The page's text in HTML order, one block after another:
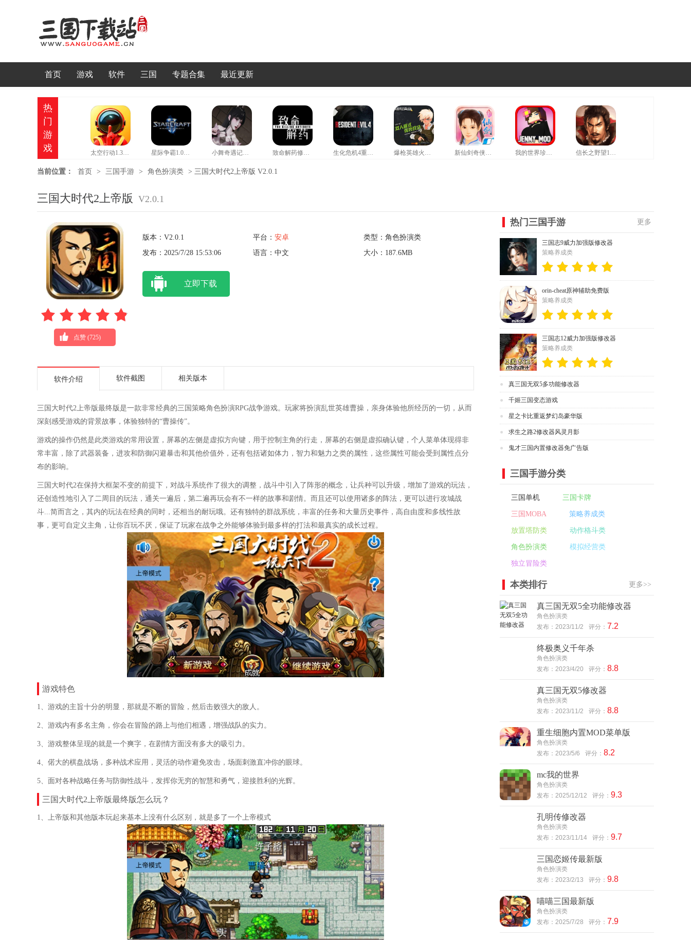
首页 游戏 软件 三国 专题合集 最近更新
热
门
游
戏
太空行动1.37情人节版本 星际争霸1.08b硬盘版 小舞奇遇记救爷爷 致命解药修改器风灵月影 生化危机4重制版修改器 爆枪英雄火神修改器 新仙剑奇侠传修改器豪华版 我的世界珍妮模组拔萝卜无遮挡版 信长之野望12革新威力加强版
当前位置： 首页 > 三国手游 > 角色扮演类 > 三国大时代2上帝版 V2.0.1
三国大时代2上帝版 V2.0.1
点赞 (725)
版本：V2.0.1 平台： 安卓
类型：角色扮演类
发布：2025/7/28 15:53:06
语言：中文 大小：187.6MB
立即下载
软件介绍 软件截图 相关版本
三国大时代2上帝版最终版是一款非常经典的三国策略角色扮演RPG战争游戏。玩家将扮演乱世英雄曹操，亲身体验他所经历的一切，从而
深刻感受游戏的背景故事，体验独特的“曹操传”。
游戏的操作仍然是此类游戏的常用设置，屏幕的左侧是虚拟方向键，用于控制主角的行走，屏幕的右侧是虚拟确认键，个人菜单体现得非
常丰富，除了武器装备，进攻和防御闪避暴击和其他价值外，还有包括诸如体力，智力和魅力之类的属性，这些属性可能会受到属性点分
布的影响。
三国大时代2在保持大框架不变的前提下，对战斗系统作了很大的调整，战斗中引入了阵形的概念，让兵种可以升级，增加了游戏的玩法，
还创造性地引入了二周目的玩法，通关一遍后，第二遍再玩会有不一样的故事和剧情。而且还可以使用诸多的阵法，更可以进行攻城战
斗...简而言之，其内的玩法在经典的同时，还相当的耐玩哦。还有独特的群战系统，丰富的任务和大量历史事件，高自由度和多线性故
事，更可自定义主角，让你百玩不厌，保证了玩家在战争之外能够体验到最多样的打法和最真实的成长过程。
游戏特色
1、游戏的主旨十分的明显，那就是不断的冒险，然后击败强大的敌人。
2、游戏内有多名主角，你会在冒险的路上与他们相遇，增强战队的实力。
3、游戏整体呈现的就是一个爽字，在剧情方面没有多大的吸引力。
4、偌大的棋盘战场，多种战术应用，灵活的动作避免攻击，场面刺激直冲你的眼球。
5、面对各种战略任务与防御性战斗，发挥你无穷的智慧和勇气，迎接胜利的光辉。
三国大时代2上帝版最终版怎么玩？
1、上帝版和其他版本玩起来基本上没有什么区别，就是多了一个上帝模式
热门三国手游 更多
三国志9威力加强版修改器
策略养成类
orin-cheat原神辅助免费版
策略养成类
三国志12威力加强版修改器
策略养成类
真三国无双5多功能修改器
千姬三国变态游戏
星之卡比重返梦幻岛豪华版
求生之路2修改器风灵月影
鬼才三国内置修改器免广告版
三国手游分类
三国单机 三国卡牌
三国MOBA 策略养成类
放置塔防类 动作格斗类
角色扮演类 模拟经营类
独立冒险类
本类排行 更多>>
真三国无双5全功能修改器
角色扮演类
发布：2023/11/2
评分： 7.2
终极奥义千年杀
角色扮演类
发布：2023/4/20
评分： 8.8
真三国无双5修改器
角色扮演类
发布：2023/11/2
评分： 8.8
重生细胞内置MOD菜单版
角色扮演类
发布：2023/5/6
评分： 8.2
mc我的世界
角色扮演类
发布：2025/12/12
评分： 9.3
孔明传修改器
角色扮演类
发布：2023/11/14
评分： 9.7
三国恋姬传最新版
角色扮演类
发布：2023/2/13
评分： 9.8
喵喵三国最新版
角色扮演类
发布：2025/7/28
评分： 7.9